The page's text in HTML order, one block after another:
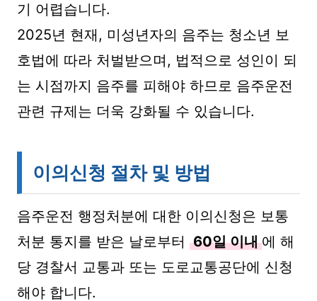
기 어렵습니다.
2025년 현재, 미성년자의 음주는 청소년 보
호법에 따라 처벌받으며, 법적으로 성인이 되
는 시점까지 음주를 피해야 하므로 음주운전
관련 규제는 더욱 강화될 수 있습니다.
이의신청 절차 및 방법
음주운전 행정처분에 대한 이의신청은 보통
처분 통지를 받은 날로부터 60일 이내 에 해
당 경찰서 교통과 또는 도로교통공단에 신청
해야 합니다.